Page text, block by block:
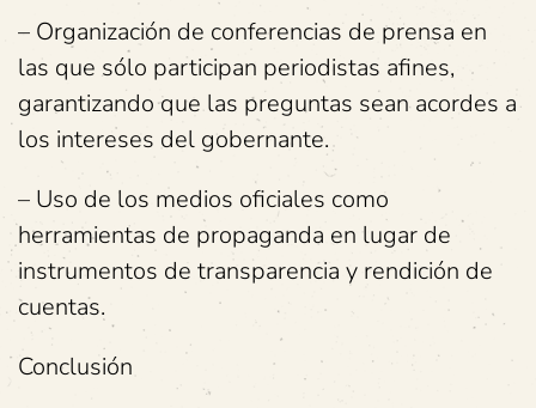
– Organización de conferencias de prensa en
las que sólo participan periodistas afines,
garantizando que las preguntas sean acordes a
los intereses del gobernante.
– Uso de los medios oficiales como
herramientas de propaganda en lugar de
instrumentos de transparencia y rendición de
cuentas.
Conclusión